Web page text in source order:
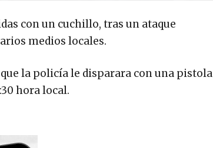
con un cuchillo, tras un ataque
medios locales.
que la policía le disparara con una pistola
hora local.